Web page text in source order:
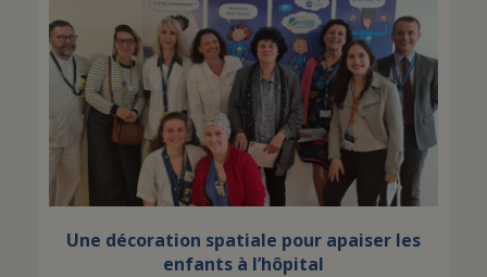
Une décoration spatiale pour apaiser les
enfants à l’hôpital